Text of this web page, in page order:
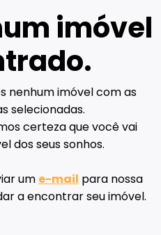
imóvel
nenhum imóvel com as
selecionadas.
certeza que você vai
dos seus sonhos.
um e-mail para nossa
a encontrar seu imóvel.